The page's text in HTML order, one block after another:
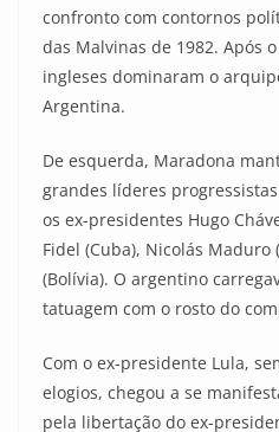
confronto com contornos
das Malvinas de 1982. Após
ingleses dominaram o
Argentina.
De esquerda, Maradona
grandes líderes
os ex-presidentes Hugo
Fidel (Cuba), Nicolás Maduro
(Bolívia). O argentino
tatuagem com o rosto do
Com o ex-presidente Lula,
elogios, chegou a se
pela libertação do ex-